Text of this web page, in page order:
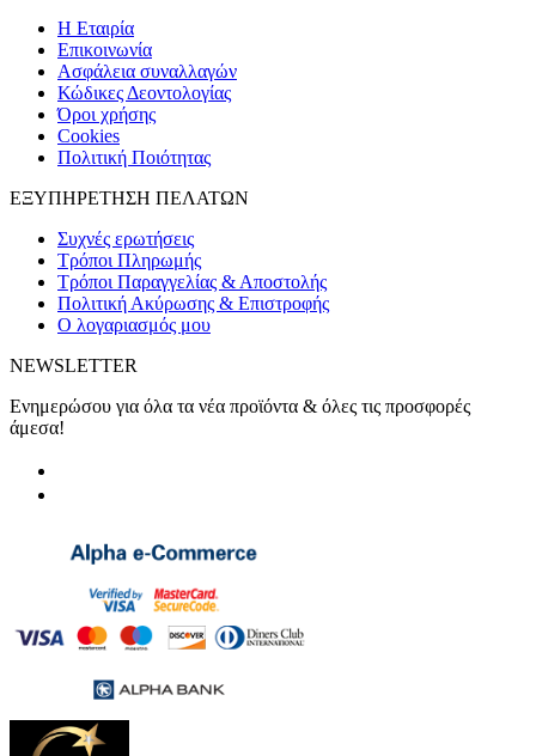
H Εταιρία
Eπικοινωνία
Ασφάλεια συναλλαγών
Κώδικες Δεοντολογίας
Όροι χρήσης
Cookies
Πολιτική Ποιότητας
ΕΞΥΠΗΡΕΤΗΣΗ ΠΕΛΑΤΩΝ
Συχνές ερωτήσεις
Τρόποι Πληρωμής
Τρόποι Παραγγελίας & Αποστολής
Πολιτική Ακύρωσης & Επιστροφής
Ο λογαριασμός μου
NEWSLETTER
Ενημερώσου για όλα τα νέα προϊόντα & όλες τις προσφορές
άμεσα!